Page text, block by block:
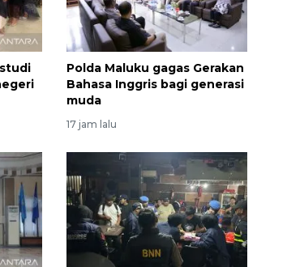
Polda Maluku gagas Gerakan
Bahasa Inggris bagi generasi
muda
17 jam lalu